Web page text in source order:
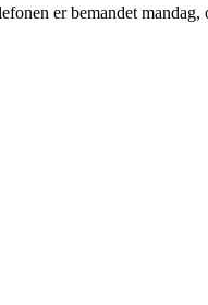
er bemandet mandag,